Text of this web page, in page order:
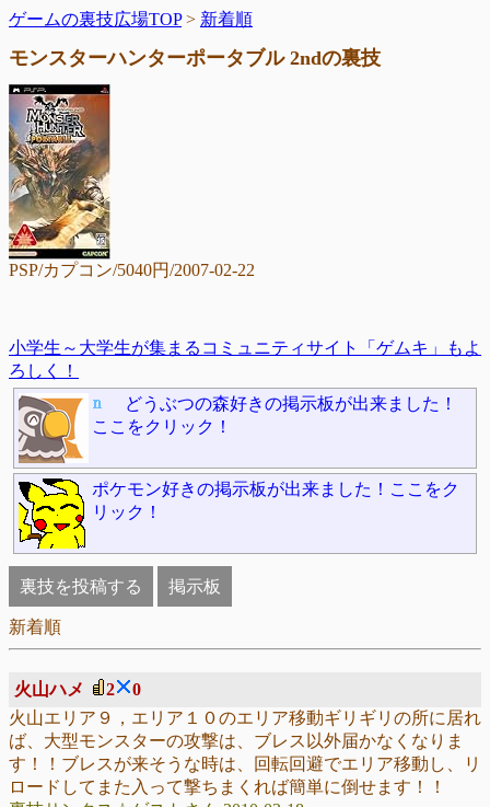
ゲームの裏技広場TOP> 新着順
モンスターハンターポータブル 2ndの裏技
PSP/カプコン/5040円/2007-02-22
小学生～大学生が集まるコミュニティサイト「ゲムキ」もよ
ろしく！
どうぶつの森好きの掲示板が出来ました！
ここをクリック！
ポケモン好きの掲示板が出来ました！ここをク
リック！
裏技を投稿する 掲示板
新着順
火山ハメ 2
0
火山エリア９，エリア１０のエリア移動ギリギリの所に居れ
ば、大型モンスターの攻撃は、ブレス以外届かなくなりま
す！！ブレスが来そうな時は、回転回避でエリア移動し、リ
ロードしてまた入って撃ちまくれば簡単に倒せます！！